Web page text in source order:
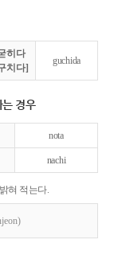
히다
치다]
guchida
는 경우
nota
nachi
혀 적는다.